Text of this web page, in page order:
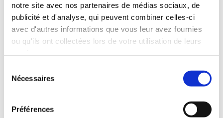
notre site avec nos partenaires de médias sociaux, de
publicité et d'analyse, qui peuvent combiner celles-ci
avec d'autres informations que vous leur avez fournies
ou qu'ils ont collectées lors de votre utilisation de leurs
Nécessaires
Préférences
Killométrage illimité
Assurance tous risques (hors franchise)
Carburant : plein à rendre plein
CONDITIONS DE LOCATION
Age minimum :20 ans
ASSURANCE